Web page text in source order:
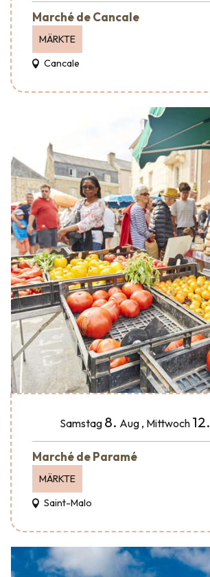
Marché de Cancale
MÄRKTE
Cancale
Samstag 8. Aug , Mittwoch 12.
Marché de Paramé
MÄRKTE
Saint-Malo